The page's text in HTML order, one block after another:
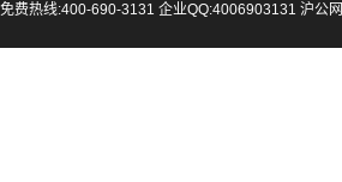
免费热线:400-690-3131 企业QQ:4006903131 沪公